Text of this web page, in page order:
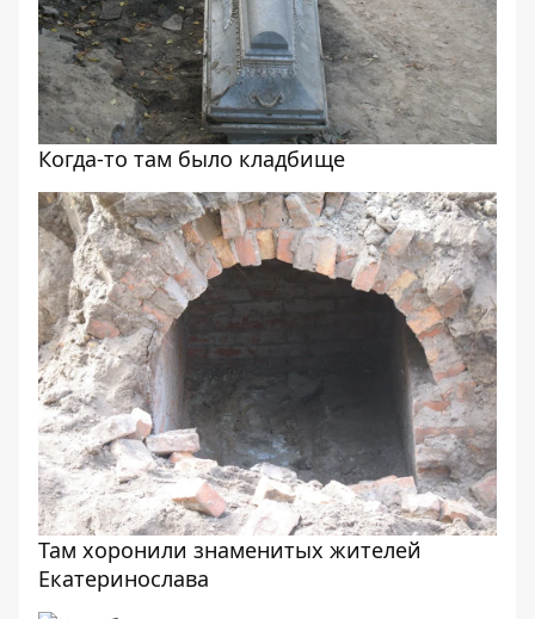
Когда-то там было кладбище
Там хоронили знаменитых жителей
Екатеринослава